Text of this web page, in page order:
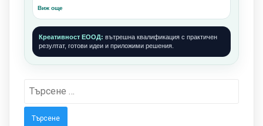
Виж още
Креативност ЕООД: вътрешна квалификация с практичен
резултат, готови идеи и приложими решения.
Търсене